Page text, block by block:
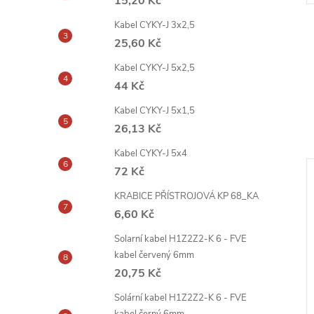
Kabel CYKY-J 3x2,5
25,60 Kč
Kabel CYKY-J 5x2,5
44 Kč
Kabel CYKY-J 5x1,5
26,13 Kč
Kabel CYKY-J 5x4
72 Kč
KRABICE PŘÍSTROJOVÁ KP 68_KA
6,60 Kč
Solarní kabel H1Z2Z2-K 6 - FVE
kabel červený 6mm
20,75 Kč
Solární kabel H1Z2Z2-K 6 - FVE